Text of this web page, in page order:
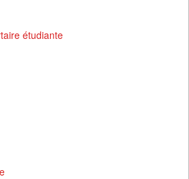
étudiante